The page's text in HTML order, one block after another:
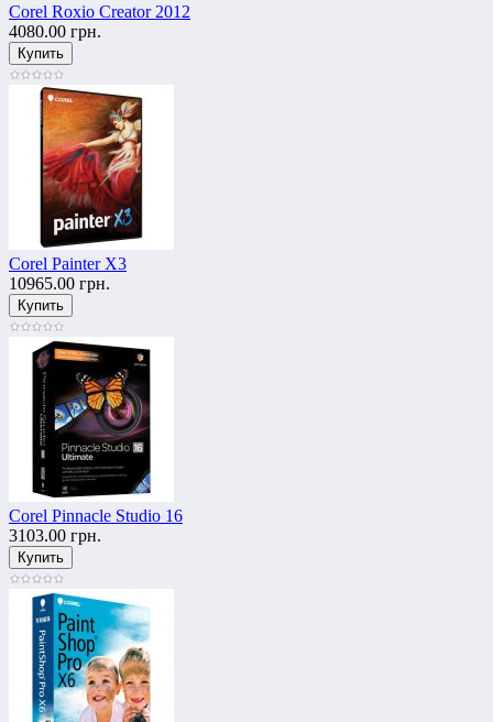
Corel Roxio Creator 2012
4080.00 грн.
Corel Painter X3
10965.00 грн.
Corel Pinnacle Studio 16
3103.00 грн.